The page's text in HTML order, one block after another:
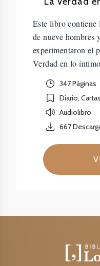
Este libro contiene
de nueve hombres
experimentaron el
Verdad en lo
347 Páginas
Diario, Cartas
Audiolibro
667